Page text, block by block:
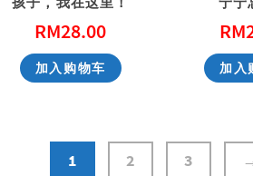
RM28.00
加入购物车
RM
加入
1 2 3